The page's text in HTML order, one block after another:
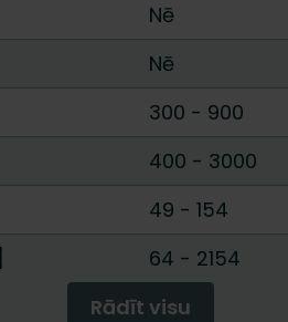
Nē
Nē
300 - 900
400 - 3000
49 - 154
64 - 2154
Rādīt visu